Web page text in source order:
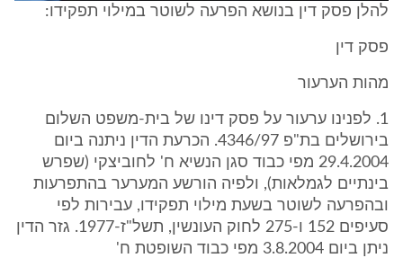
להלן פסק דין בנושא הפרעה לשוטר במילוי תפקידו:
פסק דין
מהות הערעור
1. לפנינו ערעור על פסק דינו של בית-משפט השלום
בירושלים בת"פ 4346/97. הכרעת הדין ניתנה ביום
29.4.2004 מפי כבוד סגן הנשיא ח' לחוביצקי (שפרש
בינתיים לגמלאות), ולפיה הורשע המערער בהתפרעות
ובהפרעה לשוטר בשעת מילוי תפקידו, עבירות לפי
סעיפים 152 ו-275 לחוק העונשין, תשל"ז-1977. גזר הדין
ניתן ביום 3.8.2004 מפי כבוד השופטת ח'